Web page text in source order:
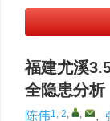
福建尤溪
全隐患分析
陈伟1, 2, , ,